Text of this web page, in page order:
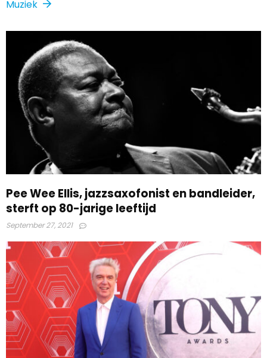
Muziek
Pee Wee Ellis, jazzsaxofonist en bandleider,
sterft op 80-jarige leeftijd
September 27, 2021